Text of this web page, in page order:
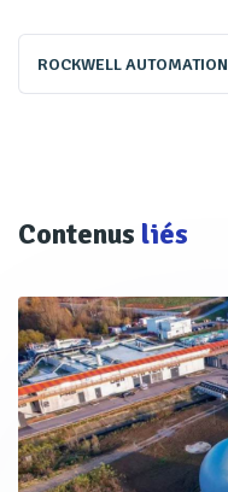
ROCKWELL AUTOMATION
Contenus liés